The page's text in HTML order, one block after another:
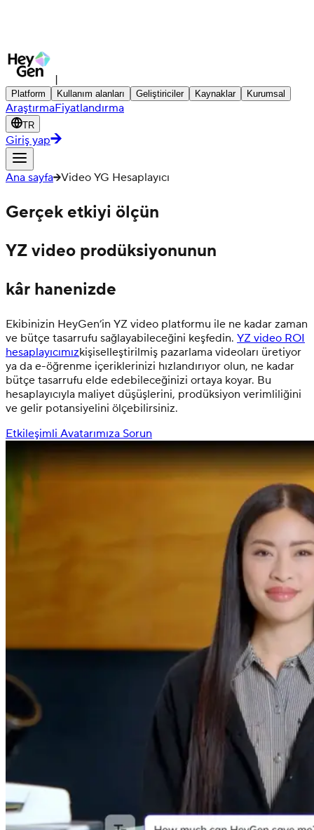
|
Platform Kullanım alanları Geliştiriciler Kaynaklar Kurumsal
AraştırmaFiyatlandırma
TR
Giriş yap
Ana sayfa Video YG Hesaplayıcı
Gerçek etkiyi ölçün
YZ video prodüksiyonunun
kâr hanenizde
Ekibinizin HeyGen’in YZ video platformu ile ne kadar zaman
ve bütçe tasarrufu sağlayabileceğini keşfedin. YZ video ROI
hesaplayıcımızkişiselleştirilmiş pazarlama videoları üretiyor
ya da e-öğrenme içeriklerinizi hızlandırıyor olun, ne kadar
bütçe tasarrufu elde edebileceğinizi ortaya koyar. Bu
hesaplayıcıyla maliyet düşüşlerini, prodüksiyon verimliliğini
ve gelir potansiyelini ölçebilirsiniz.
Etkileşimli Avatarımıza Sorun